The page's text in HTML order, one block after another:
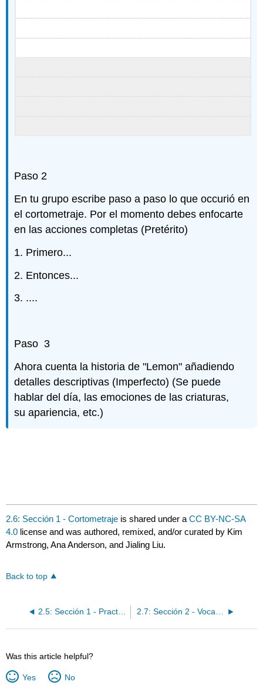
Paso 2
En tu grupo escribe paso a paso lo que occurió en
el cortometraje. Por el momento debes enfocarte
en las acciones completas (Pretérito)
1. Primero...
2. Entonces...
3. ....
Paso 3
Ahora cuenta la historia de "Lemon" añadiendo
detalles descriptivas (Imperfecto) (Se puede
hablar del día, las emociones de las criaturas,
su apariencia, etc.)
2.6: Sección 1 - Cortometraje is shared under aCC BY-NC-SA
4.0 license and was authored, remixed, and/or curated by Kim
Armstrong, Ana Anderson, and Jialing Liu.
Back to top
2.5: Sección 1 - Practicando con el pretérito y el imperfecto en narraciones
Was this article helpful?
Yes No